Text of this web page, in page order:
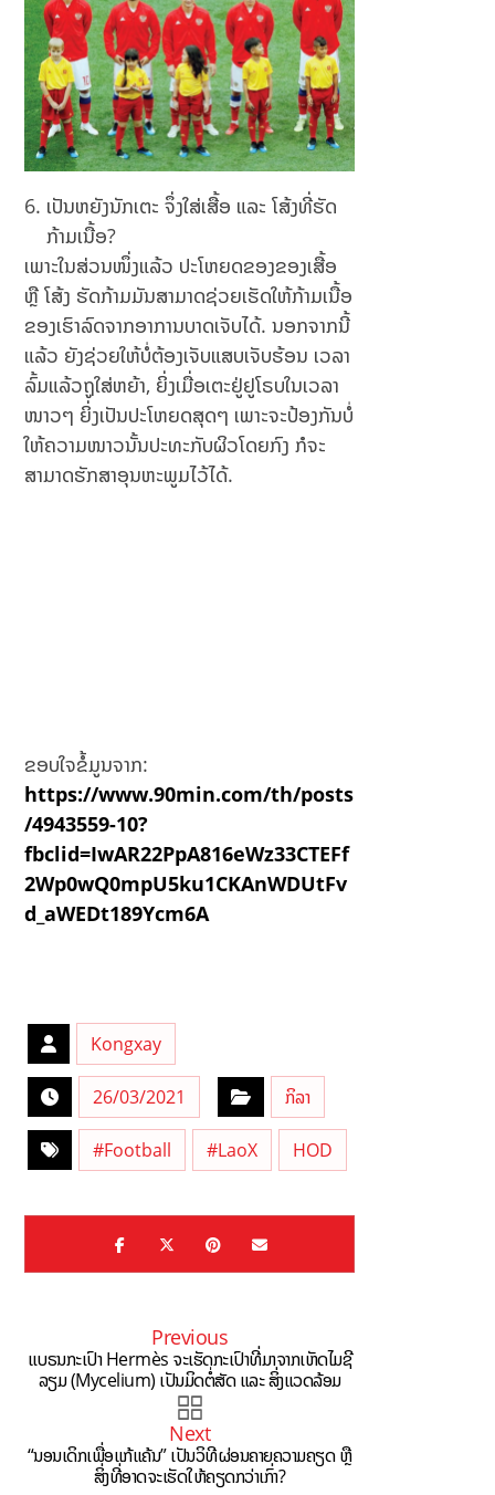
ເປັນຫຍັງນັກເຕະ ຈຶ່ງໃສ່ເສື້ອ ແລະ ໂສ້ງທີ່ຮັດ
ກ້າມເນື້ອ?
ເພາະໃນສ່ວນໜຶ່ງແລ້ວ ປະໂຫຍດຂອງຂອງເສື້ອ
ຫຼື ໂສ້ງ ຮັດກ້າມມັນສາມາດຊ່ວຍເຮັດໃຫ້ກ້າມເນື້ອ
ຂອງເຮົາລົດຈາກອາການບາດເຈັບໄດ້. ນອກຈາກນີ້
ແລ້ວ ຍັງຊ່ວຍໃຫ້ບໍ່ຕ້ອງເຈັບແສບເຈັບຮ້ອນ ເວລາ
ລົ້ມແລ້ວຖູໃສ່ຫຍ້າ, ຍິ່ງເມື່ອເຕະຢູ່ຢູໂຣບໃນເວລາ
ໜາວໆ ຍິ່ງເປັນປະໂຫຍດສຸດໆ ເພາະຈະປ້ອງກັນບໍ່
ໃຫ້ຄວາມໜາວນັ້ນປະທະກັບຜິວໂດຍກົງ ກໍຈະ
ສາມາດຮັກສາອຸນຫະພູມໄວ້ໄດ້.
ຂອບໃຈຂໍ້ມູນຈາກ:
https://www.90min.com/th/posts
/4943559-10?
fbclid=IwAR22PpA816eWz33CTEFf
2Wp0wQ0mpU5ku1CKAnWDUtFv
d_aWEDt189Ycm6A
Kongxay
26/03/2021 ກິລາ
#Football #LaoX HOD
Previous
ແບຣນກະເປົາ Hermès ຈະເຮັດກະເປົາທີ່ມາຈາກເຫັດໄມຊີ
ລຽມ (Mycelium) ເປັນມິດຕໍ່ສັດ ແລະ ສິ່ງແວດລ້ອມ
Next
“ນອນເດິກເພື່ອແກ້ແຄ້ນ” ເປັນວິທີຜ່ອນຄາຍຄວາມຄຽດ ຫຼື
ສິ່ງທີ່ອາດຈະເຮັດໃຫ້ຄຽດກວ່າເກົ່າ?